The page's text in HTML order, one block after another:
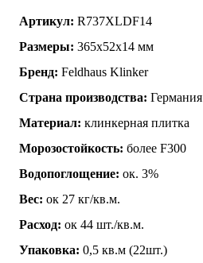
Артикул: R737XLDF14
Размеры: 365x52x14 мм
Бренд: Feldhaus Klinker
Страна производства: Германия
Материал: клинкерная плитка
Морозостойкость: более F300
Водопоглощение: ок. 3%
Вес: ок 27 кг/кв.м.
Расход: ок 44 шт./кв.м.
Упаковка: 0,5 кв.м (22шт.)